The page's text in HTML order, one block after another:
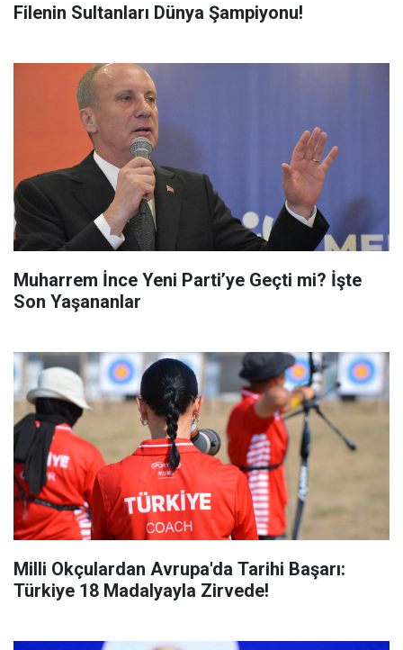
Filenin Sultanları Dünya Şampiyonu!
Muharrem İnce Yeni Parti’ye Geçti mi? İşte
Son Yaşananlar
Milli Okçulardan Avrupa'da Tarihi Başarı:
Türkiye 18 Madalyayla Zirvede!